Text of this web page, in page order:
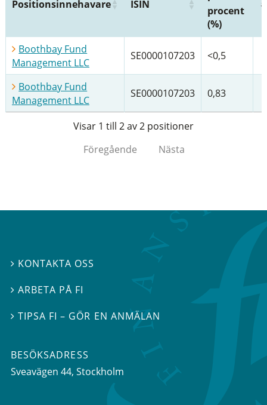
Positionsinnehavare ISIN
procent
(%)
Boothbay Fund
Management LLC
SE0000107203 <0,5
Boothbay Fund
Management LLC
SE0000107203 0,83
Visar 1 till 2 av 2 positioner
Föregående
Nästa
 KONTAKTA OSS
 ARBETA PÅ FI
TIPSA FI – GÖR EN ANMÄLAN
BESÖKSADRESS
Sveavägen 44, Stockholm